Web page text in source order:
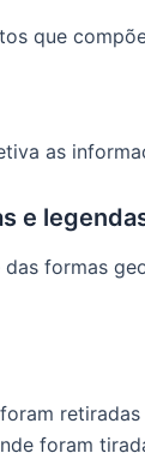
que
as
e
formas
foram